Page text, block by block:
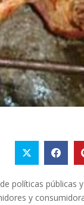
políticas
y